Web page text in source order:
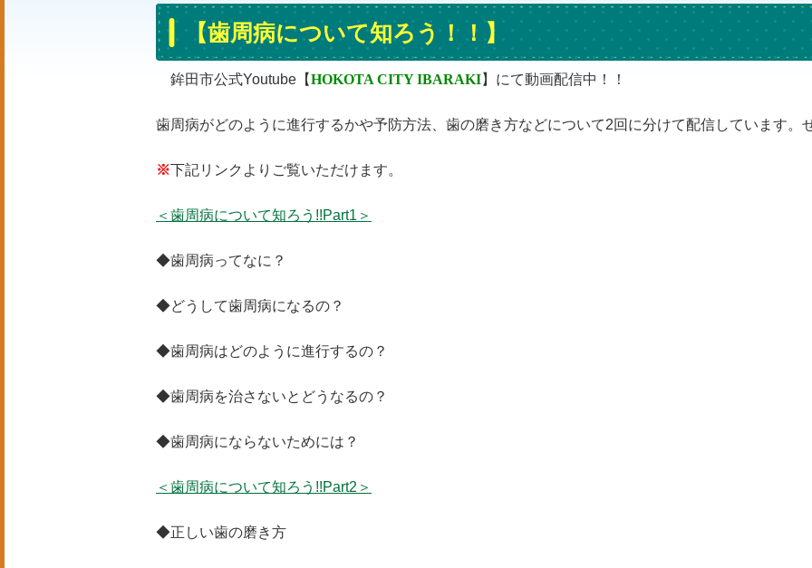
【歯周病について知ろう！！】
鉾田市公式Youtube【HOKOTA CITY IBARAKI】にて動画配信中！！
歯周病がどのように進行するかや予防方法、歯の磨き方などについて2回に分けて配信しています。
※下記リンクよりご覧いただけます。
＜歯周病について知ろう!!Part1＞
◆歯周病ってなに？
◆どうして歯周病になるの？
◆歯周病はどのように進行するの？
◆歯周病を治さないとどうなるの？
◆歯周病にならないためには？
＜歯周病について知ろう!!Part2＞
◆正しい歯の磨き方